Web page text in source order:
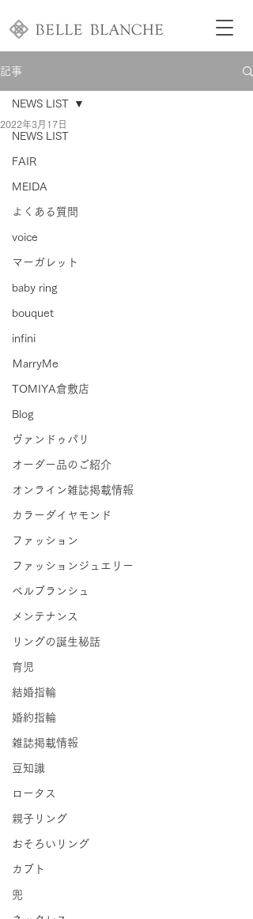
記事
NEWS LIST
FAIR
MEIDA
よくある質問
voice
マーガレット
baby ring
bouquet
infini
ＭarryMe
TOMIYA倉敷店
Blog
ヴァンドゥパリ
オーダー品のご紹介
オンライン雑誌掲載情報
カラーダイヤモンド
ファッション
ファッションジュエリー
ベルブランシュ
メンテナンス
リングの誕生秘話
育児
結婚指輪
婚約指輪
雑誌掲載情報
豆知識
ロータス
親子リング
おそろいリング
カブト
兜
NEWS LIST
2022年3月17日